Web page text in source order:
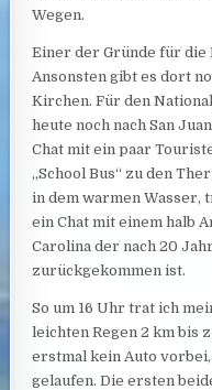
Wegen.
Einer der Gründe für
Ansonsten gibt es dort
Kirchen. Für den
heute noch nach San
Chat mit ein paar
„School Bus“ zu den
in dem warmen Wasser,
ein Chat mit einem halb
Carolina der nach 20
zurückgekommen ist.
So um 16 Uhr trat ich
leichten Regen 2 km bis
erstmal kein Auto vorbei,
gelaufen. Die ersten